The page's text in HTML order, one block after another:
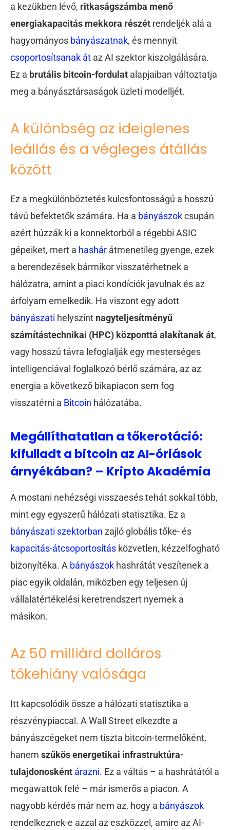
a kezükben lévő, ritkaságszámba menő
energiakapacitás mekkora részét rendeljék alá a
hagyományos bányászatnak, és mennyit
csoportosítsanak át az AI szektor kiszolgálására.
Ez a brutális bitcoin-fordulat alapjaiban változtatja
meg a bányásztársaságok üzleti modelljét.
A különbség az ideiglenes
leállás és a végleges átállás
között
Ez a megkülönböztetés kulcsfontosságú a hosszú
távú befektetők számára. Ha a bányászokcsupán
azért húzzák ki a konnektorból a régebbi ASIC
gépeiket, mert a hashár átmenetileg gyenge, ezek
a berendezések bármikor visszatérhetnek a
hálózatra, amint a piaci kondíciók javulnak és az
árfolyam emelkedik. Ha viszont egy adott
bányászati helyszínt nagyteljesítményű
számítástechnikai (HPC) központtá alakítanak át,
vagy hosszú távra lefoglalják egy mesterséges
intelligenciával foglalkozó bérlő számára, az az
energia a következő bikapiacon sem fog
visszatérni a Bitcoin hálózatába.
Megállíthatatlan a tőkerotáció:
kifulladt a bitcoin az AI-óriások
árnyékában? – Kripto Akadémia
A mostani nehézségi visszaesés tehát sokkal több,
mint egy egyszerű hálózati statisztika. Ez a
bányászati szektorban zajló globális tőke- és
kapacitás-átcsoportosítás közvetlen, kézzelfogható
bizonyítéka. A bányászok hashrátát veszítenek a
piac egyik oldalán, miközben egy teljesen új
vállalatértékelési keretrendszert nyernek a
másikon.
Az 50 milliárd dolláros
tőkehiány valósága
Itt kapcsolódik össze a hálózati statisztika a
részvénypiaccal. A Wall Street elkezdte a
bányászcégeket nem tiszta bitcoin-termelőként,
hanem szűkös energetikai infrastruktúra-
tulajdonosként árazni. Ez a váltás – a hashrátától a
megawattok felé – már ismerős a piacon. A
nagyobb kérdés már nem az, hogy a bányászok
rendelkeznek-e azzal az eszközzel, amire az AI-